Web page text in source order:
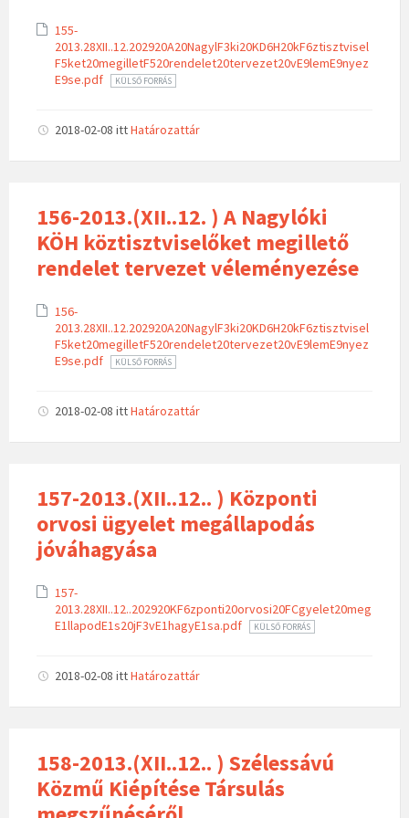
155-
2013.28XII..12.202920A20NagylF3ki20KD6H20kF6ztisztvisel
F5ket20megilletF520rendelet20tervezet20vE9lemE9nyez
E9se.pdf
KÜLSŐ FORRÁS
2018-02-08 ittHatározattár
156-2013.(XII..12. ) A Nagylóki
KÖH köztisztviselőket megillető
rendelet tervezet véleményezése
156-
2013.28XII..12.202920A20NagylF3ki20KD6H20kF6ztisztvisel
F5ket20megilletF520rendelet20tervezet20vE9lemE9nyez
E9se.pdf
KÜLSŐ FORRÁS
2018-02-08 ittHatározattár
157-2013.(XII..12.. ) Központi
orvosi ügyelet megállapodás
jóváhagyása
157-
2013.28XII..12..202920KF6zponti20orvosi20FCgyelet20meg
E1llapodE1s20jF3vE1hagyE1sa.pdf
KÜLSŐ FORRÁS
2018-02-08 ittHatározattár
158-2013.(XII..12.. ) Szélessávú
Közmű Kiépítése Társulás